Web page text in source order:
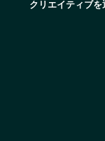
クリエイティブ